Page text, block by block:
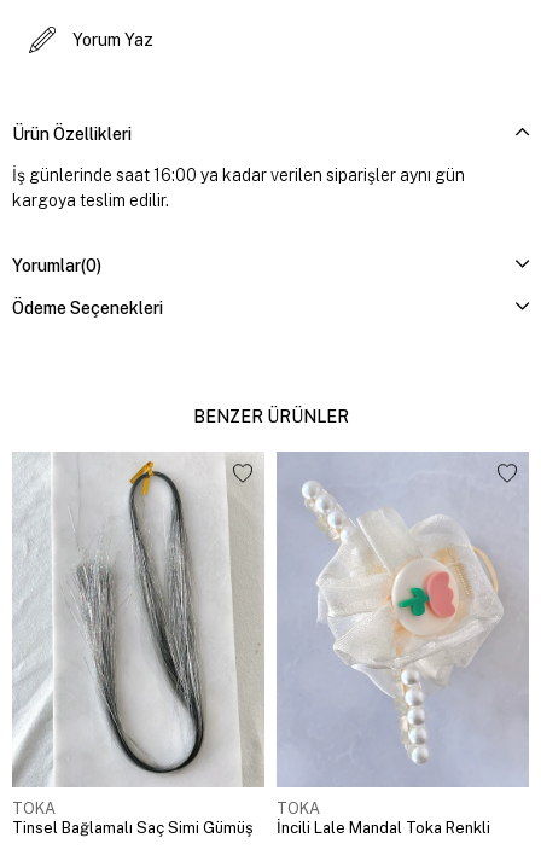
Yorum Yaz
Ürün Özellikleri
İş günlerinde saat 16:00 ya kadar verilen siparişler aynı gün
kargoya teslim edilir.
Yorumlar(0)
Ödeme Seçenekleri
BENZER ÜRÜNLER
TOKA
Tinsel Bağlamalı Saç Simi Gümüş
TOKA
İncili Lale Mandal Toka Renkli